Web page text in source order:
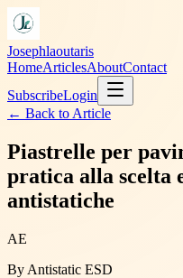
Josephlaoutaris
HomeArticlesAboutContact
SubscribeLogin
← Back to Article
Piastrelle per
pratica alla scelta
antistatiche
AE
By Antistatic ESD